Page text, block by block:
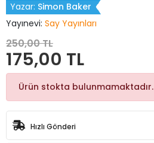
Yazar: Simon Baker
Yayınevi: Say Yayınları
250,00 TL
175,00 TL
Ürün stokta bulunmamaktadır.
Hızlı Gönderi